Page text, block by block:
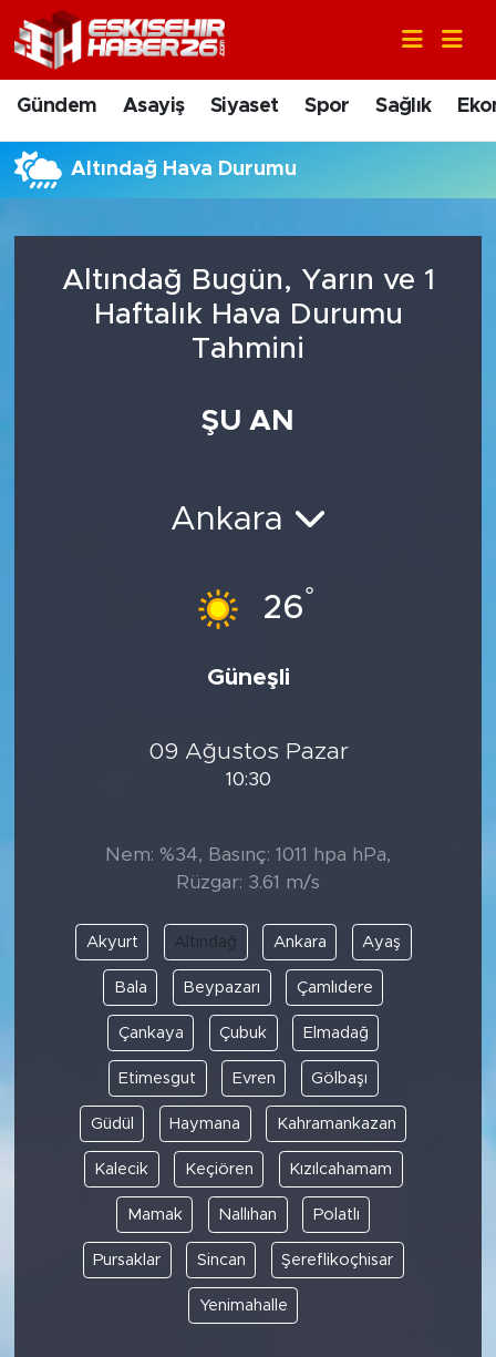
Gündem Asayiş Siyaset Spor Sağlık
Altındağ Hava Durumu
Altındağ Bugün, Yarın ve 1
Haftalık Hava Durumu
Tahmini
ŞU AN
Ankara
26°
Güneşli
09 Ağustos Pazar
10:30
Nem: %34, Basınç: 1011 hpa hPa,
Rüzgar: 3.61 m/s
Akyurt Altındağ Ankara Ayaş
Bala Beypazarı Çamlıdere
Çankaya Çubuk Elmadağ
Etimesgut Evren Gölbaşı
Güdül Haymana Kahramankazan
Kalecik Keçiören Kızılcahamam
Mamak Nallıhan Polatlı
Pursaklar Sincan Şereflikoçhisar
Yenimahalle
Gündem
Asayiş
Siyaset
Sağlık
Nöbetçi Eczaneler
Hava Durumu
Trafik Durumu
Tüm Manşetler